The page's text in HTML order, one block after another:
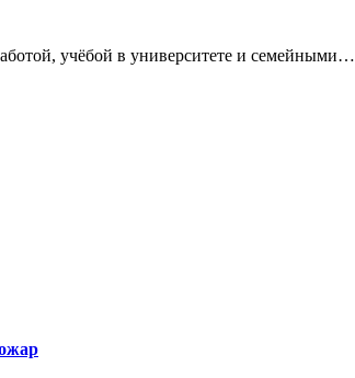
учёбой в университете и семейными…